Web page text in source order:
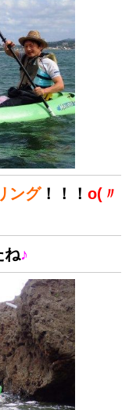
ング！！！ o(〃
ね♪